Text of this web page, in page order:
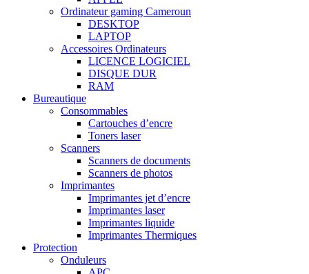
Ordinateur gaming Cameroun
DESKTOP
LAPTOP
Accessoires Ordinateurs
LICENCE LOGICIEL
DISQUE DUR
RAM
Bureautique
Consommables
Cartouches d’encre
Toners laser
Scanners
Scanners de documents
Scanners de photos
Imprimantes
Imprimantes jet d’encre
Imprimantes laser
Imprimantes liquide
Imprimantes Thermiques
Protection
Onduleurs